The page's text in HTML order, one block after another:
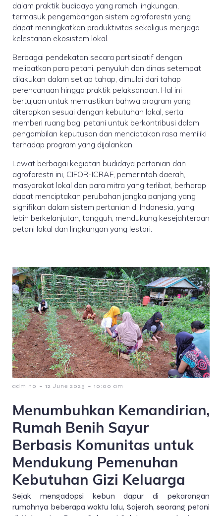
dalam praktik budidaya yang ramah lingkungan,
termasuk pengembangan sistem agroforestri yang
dapat meningkatkan produktivitas sekaligus menjaga
kelestarian ekosistem lokal.
Berbagai pendekatan secara partisipatif dengan
melibatkan para petani, penyuluh dan dinas setempat
dilakukan dalam setiap tahap, dimulai dari tahap
perencanaan hingga praktik pelaksanaan. Hal ini
bertujuan untuk memastikan bahwa program yang
diterapkan sesuai dengan kebutuhan lokal, serta
memberi ruang bagi petani untuk berkontribusi dalam
pengambilan keputusan dan menciptakan rasa memiliki
terhadap program yang dijalankan.
Lewat berbagai kegiatan budidaya pertanian dan
agroforestri ini, CIFOR-ICRAF, pemerintah daerah,
masyarakat lokal dan para mitra yang terlibat, berharap
dapat menciptakan perubahan jangka panjang yang
signifikan dalam sistem pertanian di Indonesia, yang
lebih berkelanjutan, tangguh, mendukung kesejahteraan
petani lokal dan lingkungan yang lestari.
admin0 - 12 June 2025 - 10:00 am
Menumbuhkan Kemandirian,
Rumah Benih Sayur
Berbasis Komunitas untuk
Mendukung Pemenuhan
Kebutuhan Gizi Keluarga
Sejak mengadopsi kebun dapur di pekarangan
rumahnya beberapa waktu lalu, Sajerah, seorang petani